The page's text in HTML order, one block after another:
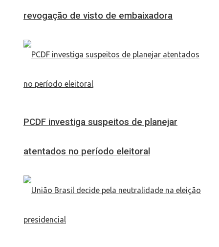
revogação de visto de embaixadora
PCDF investiga suspeitos de planejar
atentados no período eleitoral